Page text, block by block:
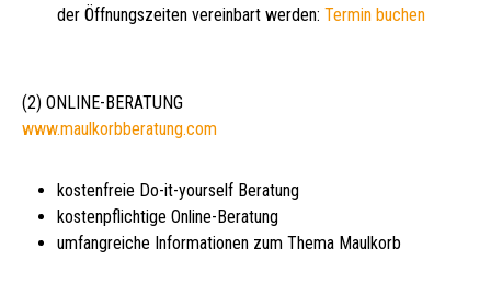
der Öffnungszeiten vereinbart werden: Termin buchen
(2) ONLINE-BERATUNG
www.maulkorbberatung.com
kostenfreie Do-it-yourself Beratung
kostenpflichtige Online-Beratung
umfangreiche Informationen zum Thema Maulkorb